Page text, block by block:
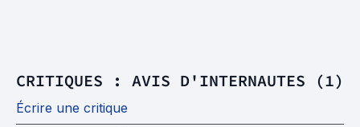
CRITIQUES : AVIS D'INTERNAUTES (1)
Écrire une critique